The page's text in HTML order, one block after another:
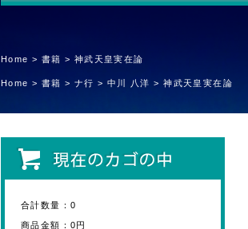
Home > 書籍 > 神武天皇実在論
Home > 書籍 > ナ行 > 中川 八洋 >神武天皇実在論
合計数量： 0
商品金額： 0円